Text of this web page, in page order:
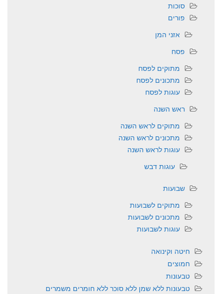
סוכות
פורים
אזני המן
פסח
מתוקים לפסח
מתכונים לפסח
עוגות לפסח
ראש השנה
מתוקים לראש השנה
מתכונים לראש השנה
עוגות לראש השנה
עוגות דבש
שבועות
מתוקים לשבועות
מתכונים לשבועות
עוגות לשבועות
חיטה וקינואה
חמוצים
טבעונות
טבעונות ללא שמן ללא סוכר ללא חומרים משמרים